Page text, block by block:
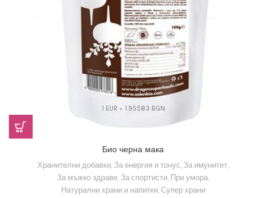
1 EUR = 1.95583 BGN
Био черна мака
Хранителни добавки За енергия и тонус За имунитет
За мъжко здраве За спортисти При умора
Натурални храни и напитки, Супер храни